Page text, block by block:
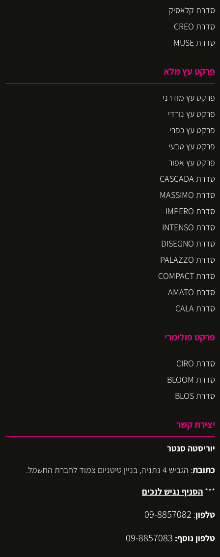
סדרת קלאסיק
סדרת CREO
סדרת MUSE
פרקט עץ מלא
פרקט עץ מודרני
פרקט עץ נורדי
פרקט עץ כפרי
פרקט עץ טבעי
פרקט עץ אפור
סדרת CASCADA
סדרת MASSIMO
סדרת IMPERO
סדרת INTENSO
סדרת DISEGNO
סדרת PALAZZO
סדרת COMPACT
סדרת AMATO
סדרת CALA
פרקט פולימרי
סדרת CIRO
סדרת BLOOM
סדרת BLOS
יצירת קשר
יוריסטה סנטר
כתובת: הגביש 4 נתניה, בניין טיטניום צמוד לחברת החשמל.
*** הסניף נגיש לנכים
טלפון:
09-8857082
טלפון נוסף: 09-8857083